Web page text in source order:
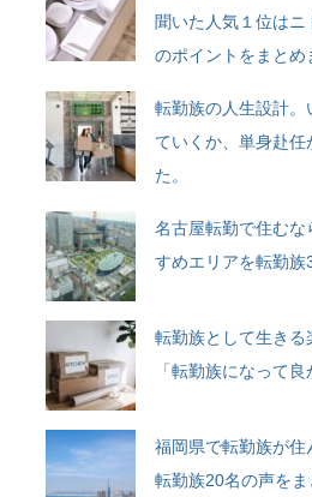
聞いた人気１位は
のポイントをまとめ
転勤族の人生設計
ていくか、単身赴
た。
名古屋転勤で住む
すめエリアを転勤族
転勤族として生きる
「転勤族になって
福岡県で転勤族が住
転勤族20名の声をま